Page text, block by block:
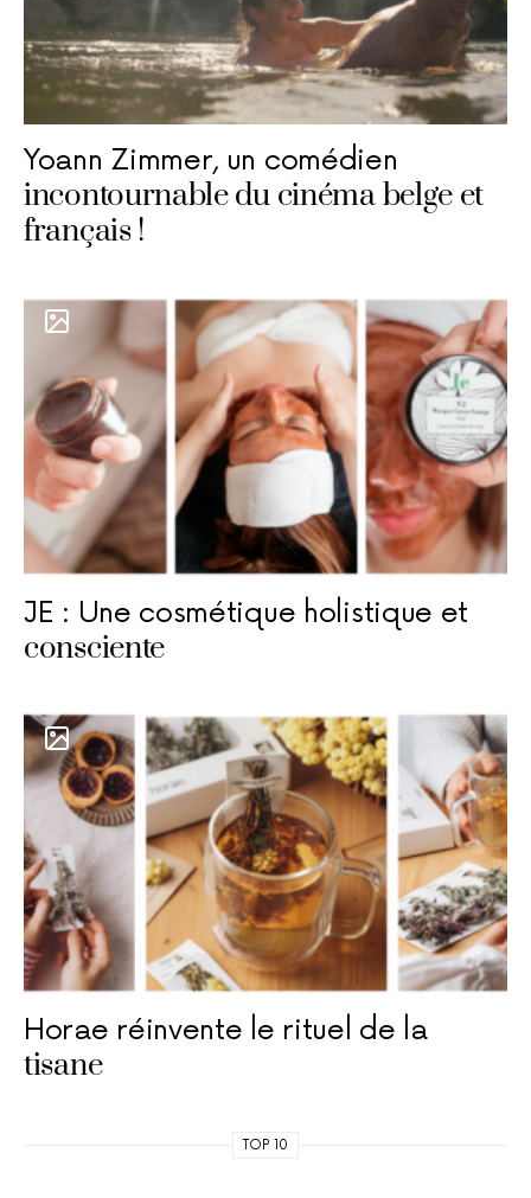
Yoann Zimmer, un comédien
incontournable du cinéma belge et
français !
JE : Une cosmétique holistique et
consciente
Horae réinvente le rituel de la
tisane
TOP 10